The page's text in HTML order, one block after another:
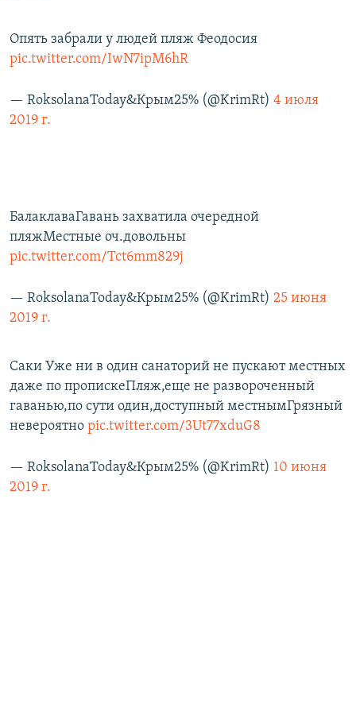
Опять забрали у людей пляж Феодосия
pic.twitter.com/IwN7ipM6hR
— RoksolanaToday&Крым25% (@KrimRt) 4 июля
2019 г.
БалаклаваГавань захватила очередной
пляжМестные оч.довольны
pic.twitter.com/Tct6mm829j
— RoksolanaToday&Крым25% (@KrimRt) 25 июня
2019 г.
Саки Уже ни в один санаторий не пускают местных
даже по пропискеПляж,еще не развороченный
гаванью,по сути один,доступный местнымГрязный
невероятно pic.twitter.com/3Ut77xduG8
— RoksolanaToday&Крым25% (@KrimRt) 10 июня
2019 г.